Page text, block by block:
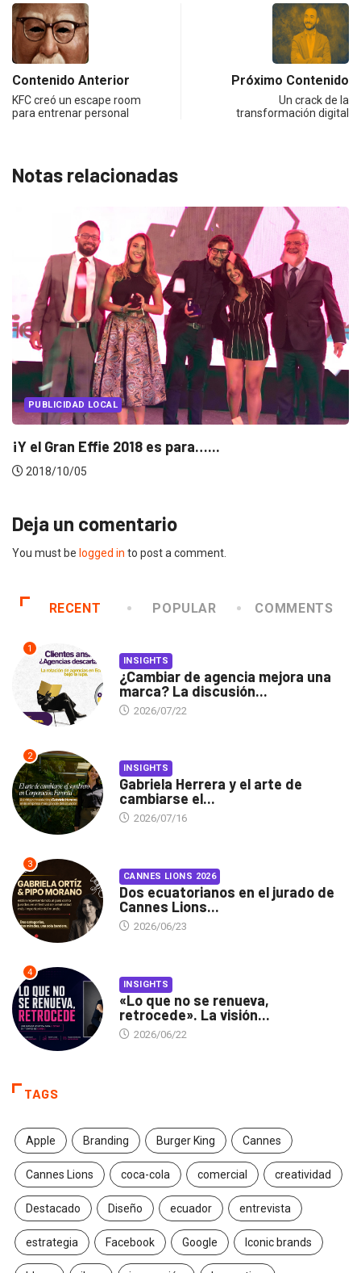
Contenido Anterior
KFC creó un escape room
para entrenar personal
Próximo Contenido
Un crack de la
transformación digital
Notas relacionadas
PUBLICIDAD PUBLICIDAD LOCAL
Effie Ecuador 2018: ranking de finalistas por...
2018/08/23
Deja un comentario
You must be logged in to post a comment.
RECENT POPULAR COMMENTS
1
INSIGHTS
¿Cambiar de agencia mejora una
marca? La discusión...
2026/07/22
2
INSIGHTS
Gabriela Herrera y el arte de
cambiarse el...
2026/07/16
3
CANNES LIONS 2026
Dos ecuatorianos en el jurado de
Cannes Lions...
2026/06/23
4
INSIGHTS
«Lo que no se renueva,
retrocede». La visión...
2026/06/22
TAGS
Apple Branding Burger King Cannes
Cannes Lions coca-cola comercial creatividad
Destacado Diseño ecuador entrevista
estrategia Facebook Google Iconic brands